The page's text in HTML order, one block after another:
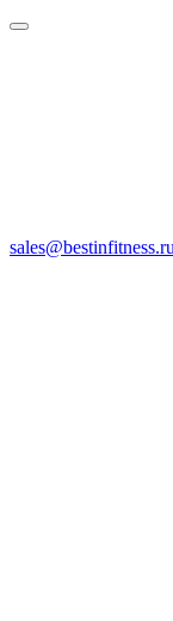
sales@bestinfitness.ru